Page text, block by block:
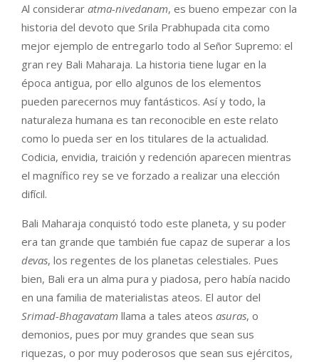
Al considerar atma-nivedanam, es bueno empezar con la
historia del devoto que Srila Prabhupada cita como
mejor ejemplo de entregarlo todo al Señor Supremo: el
gran rey Bali Maharaja. La historia tiene lugar en la
época antigua, por ello algunos de los elementos
pueden parecernos muy fantásticos. Así y todo, la
naturaleza humana es tan reconocible en este relato
como lo pueda ser en los titulares de la actualidad.
Codicia, envidia, traición y redención aparecen mientras
el magnífico rey se ve forzado a realizar una elección
difícil.
Bali Maharaja conquistó todo este planeta, y su poder
era tan grande que también fue capaz de superar a los
devas, los regentes de los planetas celestiales. Pues
bien, Bali era un alma pura y piadosa, pero había nacido
en una familia de materialistas ateos. El autor del
Srimad-Bhagavatam llama a tales ateos asuras, o
demonios, pues por muy grandes que sean sus
riquezas, o por muy poderosos que sean sus ejércitos,